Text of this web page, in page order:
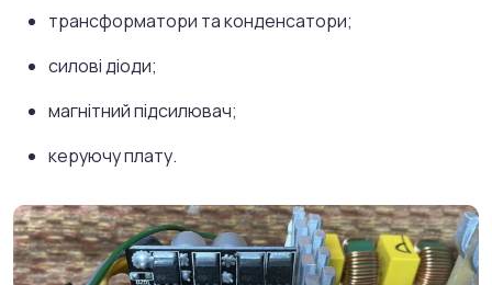
трансформатори та конденсатори;
силові діоди;
магнітний підсилювач;
керуючу плату.